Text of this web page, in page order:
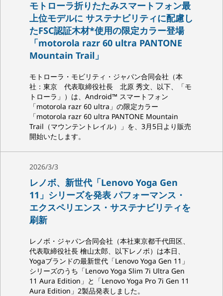
モトローラ折りたたみスマートフォン最
上位モデルに サステナビリティに配慮し
たFSC認証木材*使用の限定カラー登場
「motorola razr 60 ultra PANTONE
Mountain Trail」
モトローラ・モビリティ・ジャパン合同会社（本
社：東京 代表取締役社長 北原 秀文、以下、「モ
トローラ」）は、Android™ スマートフォン
「motorola razr 60 ultra」の限定カラー
「motorola razr 60 ultra PANTONE Mountain
Trail（マウンテントレイル）」を、3月5日より販売
開始いたします。
2026/3/3
レノボ、新世代「Lenovo Yoga Gen
11」シリーズを発表 パフォーマンス・
エクスペリエンス・サステナビリティを
刷新
レノボ・ジャパン合同会社（本社東京都千代田区、
代表取締役社長 檜山太郎、以下レノボ）は本日、
Yogaブランドの最新世代「Lenovo Yoga Gen 11」
シリーズのうち「Lenovo Yoga Slim 7i Ultra Gen
11 Aura Edition」と「Lenovo Yoga Pro 7i Gen 11
Aura Edition」2製品発表しました。